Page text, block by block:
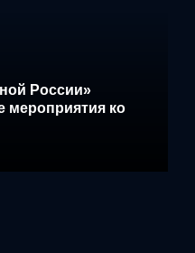
России»
мероприятия ко